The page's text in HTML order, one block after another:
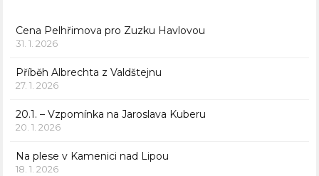
Cena Pelhřimova pro Zuzku Havlovou
31. 1. 2026
Příběh Albrechta z Valdštejnu
27. 1. 2026
20.1. – Vzpomínka na Jaroslava Kuberu
20. 1. 2026
Na plese v Kamenici nad Lipou
18. 1. 2026